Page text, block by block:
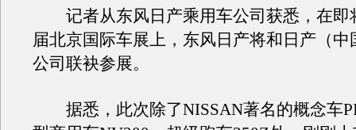
记者从东风日产乘用车公司获悉，在即
届北京国际车展上，东风日产将和日产（中
公司联袂参展。
据悉，此次除了NISSAN著名的概念车